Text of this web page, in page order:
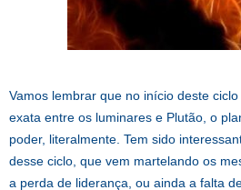
Vamos lembrar que no início deste
exata entre os luminares e Plutão, o
poder, literalmente. Tem sido
desse ciclo, que vem martelando os
a perda de liderança, ou ainda a falta